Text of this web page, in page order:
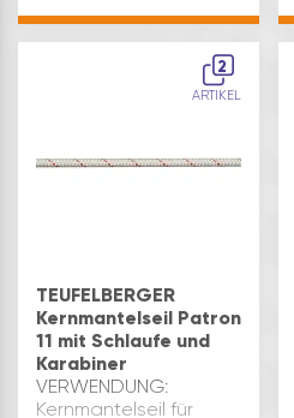
BefestigungenQUALITÄT:
2
ARTIKEL
TEUFELBERGER
Kernmantelseil Patron
11 mit Schlaufe und
Karabiner
VERWENDUNG:
Kernmantelseil für